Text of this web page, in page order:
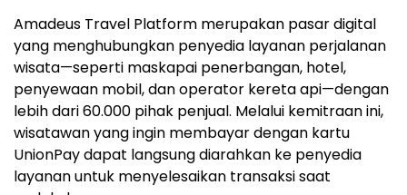
Amadeus Travel Platform merupakan pasar digital
yang menghubungkan penyedia layanan perjalanan
wisata—seperti maskapai penerbangan, hotel,
penyewaan mobil, dan operator kereta api—dengan
lebih dari 60.000 pihak penjual. Melalui kemitraan ini,
wisatawan yang ingin membayar dengan kartu
UnionPay dapat langsung diarahkan ke penyedia
layanan untuk menyelesaikan transaksi saat